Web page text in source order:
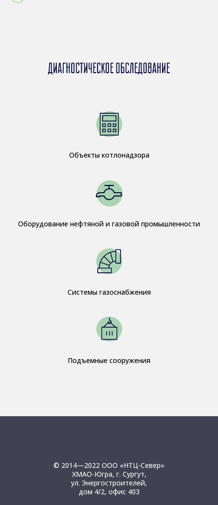
Объекты котлонадзора
Оборудование нефтяной и газовой промышленности
Системы газоснабжения
Подъемные сооружения
© 2014—2022 ООО «НТЦ-Север»
ХМАО-Югра, г. Сургут,
ул. Энергостроителей,
дом 4/2, офис 403